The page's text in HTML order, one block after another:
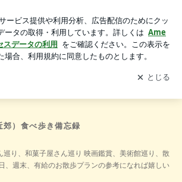
ドして ブログの更新通知
を受け取りまし
開く
郊）食べ歩き備忘録
巡り、和菓子屋さん巡り 映画鑑賞、美術館巡り、散
、週末、有給のお散歩プランの参考になれば嬉しい